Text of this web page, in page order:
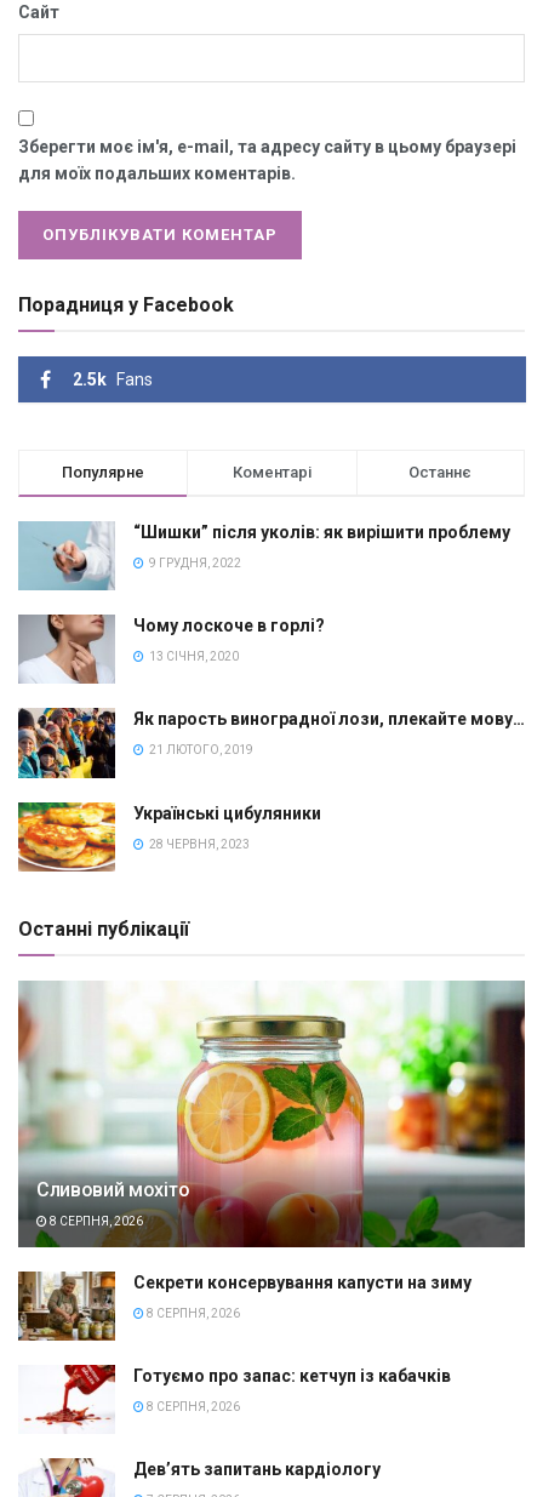
Сайт
Зберегти моє ім'я, e-mail, та адресу сайту в цьому браузері
для моїх подальших коментарів.
Порадниця у Facebook
2.5k Fans
Популярне Коментарі Останнє
“Шишки” після уколів: як вирішити проблему
9 ГРУДНЯ, 2022
Чому лоскоче в горлі?
13 СІЧНЯ, 2020
Як парость виноградної лози, плекайте мову…
21 ЛЮТОГО, 2019
Українські цибуляники
28 ЧЕРВНЯ, 2023
Останні публікації
Сливовий мохіто
8 СЕРПНЯ, 2026
Секрети консервування капусти на зиму
8 СЕРПНЯ, 2026
Готуємо про запас: кетчуп із кабачків
8 СЕРПНЯ, 2026
Дев’ять запитань кардіологу